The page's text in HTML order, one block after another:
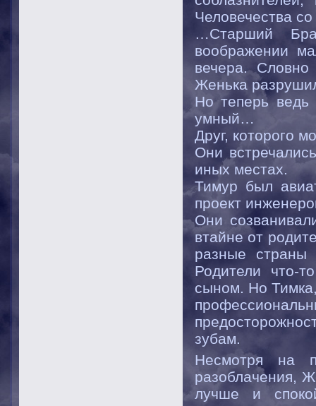
Человечества
…Старший
воображении
вечера.
Женька
Но теперь
умный…
Друг, которого
Они
иных местах.
Тимур был
проект
Они
втайне от
разные страны
Родители что-
сыном. Но
зубам.
Несмотря на
разоблачения,
лучше и